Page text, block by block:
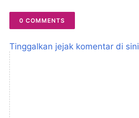
0 COMMENTS
Tinggalkan jejak komentar di sini